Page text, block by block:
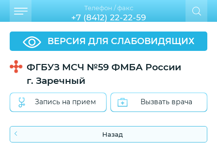
ВЕРСИЯ ДЛЯ СЛАБОВИДЯЩИХ
ФГБУЗ МСЧ №59 ФМБА России
г. Заречный
Запись на прием Вызвать врача
Телефон / факс
+7 (8412) 22-22-59
Назад